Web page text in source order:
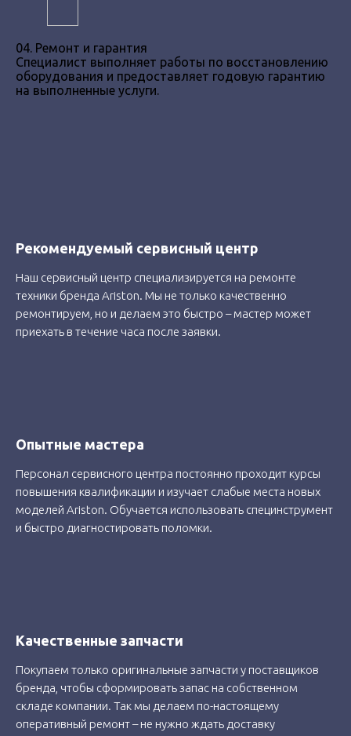
04. Ремонт и гарантия
Специалист выполняет работы по восстановлению
оборудования и предоставляет годовую гарантию
на выполненные услуги.
Рекомендуемый сервисный центр
Наш сервисный центр специализируется на ремонте
техники бренда Ariston. Мы не только качественно
ремонтируем, но и делаем это быстро – мастер может
приехать в течение часа после заявки.
Опытные мастера
Персонал сервисного центра постоянно проходит курсы
повышения квалификации и изучает слабые места новых
моделей Ariston. Обучается использовать специнструмент
и быстро диагностировать поломки.
Качественные запчасти
Покупаем только оригинальные запчасти у поставщиков
бренда, чтобы сформировать запас на собственном
складе компании. Так мы делаем по-настоящему
оперативный ремонт – не нужно ждать доставку